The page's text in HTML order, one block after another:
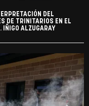
DEL
DE TRINITARIOS EN EL
IÑIGO ALZUGARAY